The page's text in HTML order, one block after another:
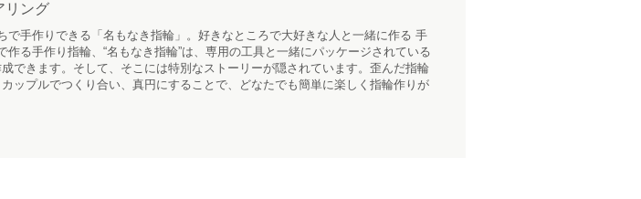
リング
で手作りできる「名もなき指輪」。好きなところで大好きな人と一緒に作る 手
作る手作り指輪、“名もなき指輪”は、専用の工具と一緒にパッケージされている
できます。そして、そこには特別なストーリーが隠されています。歪んだ指輪
ップルでつくり合い、真円にすることで、どなたでも簡単に楽しく指輪作りが